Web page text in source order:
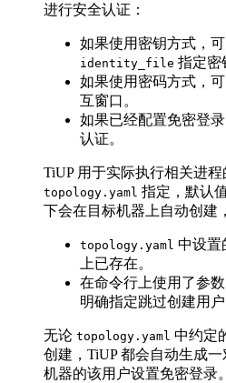
进行安全认证：
如果使用密钥方式，
identity_file 指定密
如果使用密码方式，
互窗口。
如果已经配置免密登
认证。
TiUP 用于实际执行相关进
topology.yaml 指定，默认
下会在目标机器上自动创建
topology.yaml 中设置
上已存在。
在命令行上使用了参数
明确指定跳过创建用户
无论 topology.yaml 中约定
创建，TiUP 都会自动生成一
机器的该用户设置免密登录